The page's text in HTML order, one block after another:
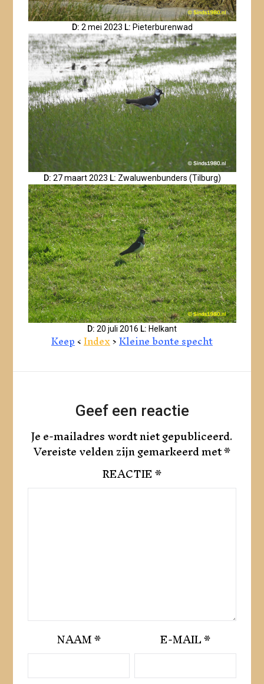
D: 2 mei 2023 L: Pieterburenwad
D: 27 maart 2023 L: Zwaluwenbunders (Tilburg)
D: 20 juli 2016 L: Helkant
Keep<Index>Kleine bonte specht
Geef een reactie
Je e-mailadres wordt niet gepubliceerd.
Vereiste velden zijn gemarkeerd met*
REACTIE*
NAAM* E-MAIL*